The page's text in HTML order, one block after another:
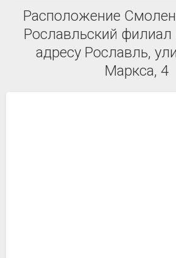
Расположение
Рославльский филиал
адресу Рославль,
Маркса, 4